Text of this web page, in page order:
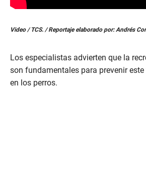
Video / TCS. / Reportaje elaborado por: Andrés
Los especialistas advierten que la
son fundamentales para prevenir
en los perros.